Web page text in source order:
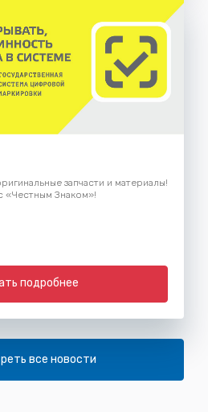
запчасти и материалы!
«Честным Знаком»!
подробнее
все новости